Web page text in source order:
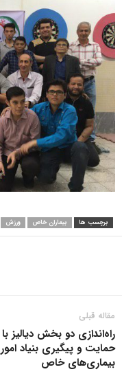
برچسب ها بیماران خاص ورزش
مقاله قبلی
راه‌اندازی دو بخش دیالیز با
حمایت و پیگیری بنیاد امور
بیماری‌های خاص